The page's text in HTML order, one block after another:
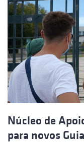
Núcleo de
para novos